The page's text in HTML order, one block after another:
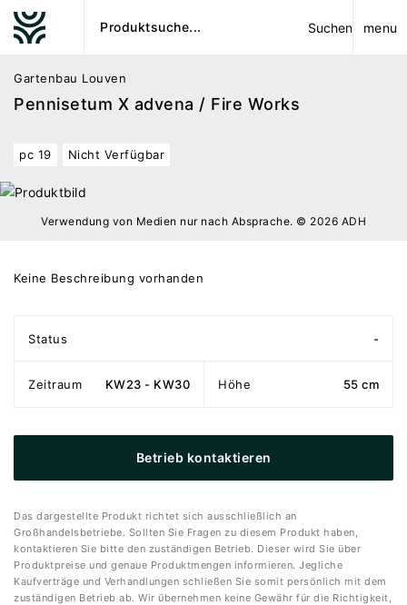
Suchen menu
Gartenbau Louven
Pennisetum X advena / Fire Works
pc 19 Nicht Verfügbar
Verwendung von Medien nur nach Absprache. © 2026 ADH
Keine Beschreibung vorhanden
Status -
Zeitraum KW23 - KW30 Höhe 55 cm
Betrieb kontaktieren
Das dargestellte Produkt richtet sich ausschließlich an
Großhandelsbetriebe. Sollten Sie Fragen zu diesem Produkt haben,
kontaktieren Sie bitte den zuständigen Betrieb. Dieser wird Sie über
Produktpreise und genaue Produktmengen informieren. Jegliche
Kaufverträge und Verhandlungen schließen Sie somit persönlich mit dem
zuständigen Betrieb ab. Wir übernehmen keine Gewähr für die Richtigkeit,